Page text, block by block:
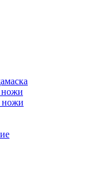
ножи
ножи